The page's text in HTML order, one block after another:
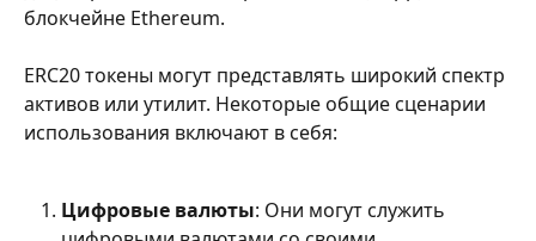
блокчейне Ethereum.
ERC20 токены могут представлять широкий спектр
активов или утилит. Некоторые общие сценарии
использования включают в себя:
Цифровые валюты: Они могут служить